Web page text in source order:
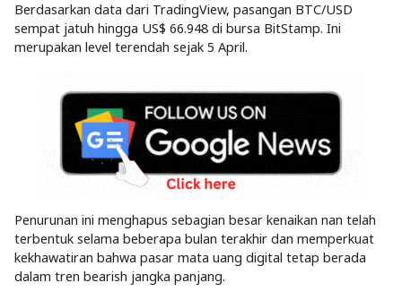
Berdasarkan data dari TradingView, pasangan BTC/USD
sempat jatuh hingga US$ 66.948 di bursa BitStamp. Ini
merupakan level terendah sejak 5 April.
Penurunan ini menghapus sebagian besar kenaikan nan telah
terbentuk selama beberapa bulan terakhir dan memperkuat
kekhawatiran bahwa pasar mata uang digital tetap berada
dalam tren bearish jangka panjang.